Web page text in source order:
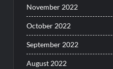
November 2022
October 2022
September 2022
August 2022